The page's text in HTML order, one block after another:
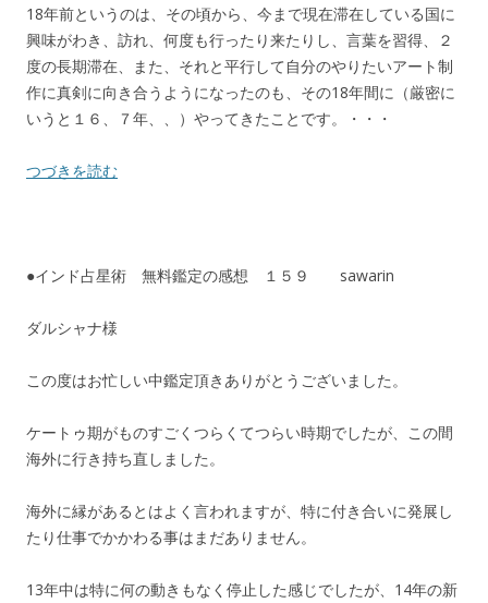
18年前というのは、その頃から、今まで現在滞在している国に
興味がわき、訪れ、何度も行ったり来たりし、言葉を習得、２
度の長期滞在、また、それと平行して自分のやりたいアート制
作に真剣に向き合うようになったのも、その18年間に（厳密に
いうと１６、７年、、）やってきたことです。・・・
つづきを読む
●インド占星術 無料鑑定の感想 １５９ sawarin
ダルシャナ様
この度はお忙しい中鑑定頂きありがとうございました。
ケートゥ期がものすごくつらくてつらい時期でしたが、この間
海外に行き持ち直しました。
海外に縁があるとはよく言われますが、特に付き合いに発展し
たり仕事でかかわる事はまだありません。
13年中は特に何の動きもなく停止した感じでしたが、14年の新